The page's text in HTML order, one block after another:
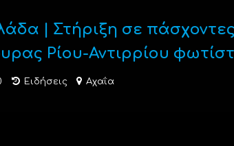
| Στήριξη σε
Ρίου-Αντιρρίου
Ειδήσεις Αχαΐα